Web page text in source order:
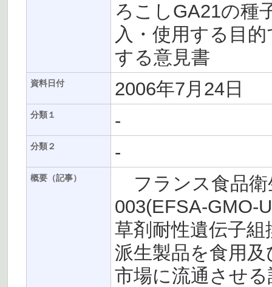
ろこしGA21の種
入・使用する目
する意見書
資料日付 2006年7月24日
分類１ -
分類２ -
概要（記事）
フランス食品衛
003(EFSA-GMO-
草剤耐性遺伝子
派生製品を食用
市場に流通させ